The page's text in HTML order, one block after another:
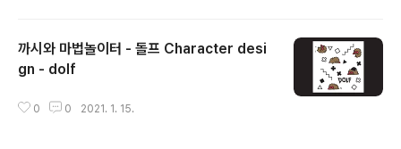
까시와 마법놀이터 - 돌프 Character desi
gn - dolf
0 0 2021. 1. 15.